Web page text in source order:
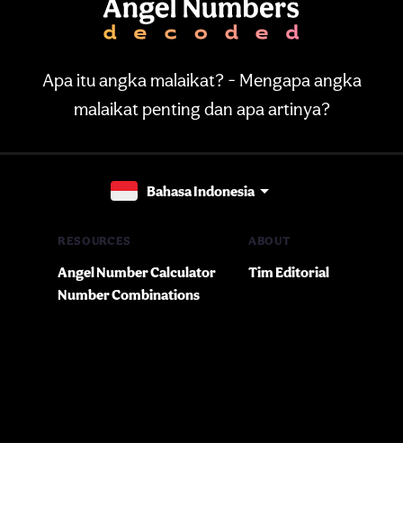
Apa itu angka malaikat? - Mengapa angka
malaikat penting dan apa artinya?
Bahasa Indonesia
RESOURCES
Angel Number Calculator
Number Combinations
ABOUT
Tim Editorial